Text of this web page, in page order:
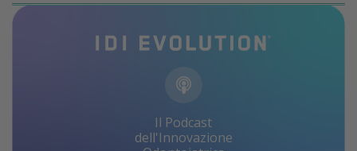
Il Podcast
dell'Innovazione